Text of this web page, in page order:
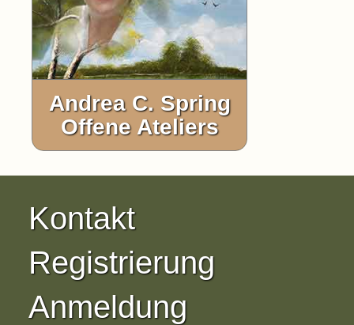
Andrea C. Spring
Offene Ateliers
Kontakt
Registrierung
Anmeldung